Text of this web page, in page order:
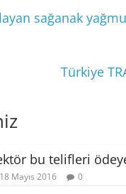
sağanak
Türkiye
bu telifleri
18 Mayıs 2016 0